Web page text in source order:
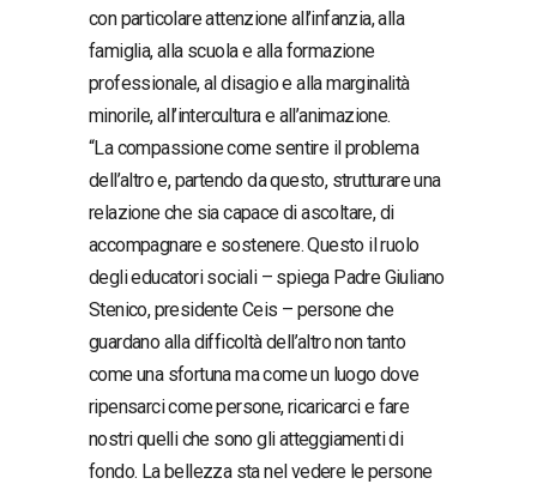
con particolare attenzione all’infanzia, alla
famiglia, alla scuola e alla formazione
professionale, al disagio e alla marginalità
minorile, all’intercultura e all’animazione.
“La compassione come sentire il problema
dell’altro e, partendo da questo, strutturare una
relazione che sia capace di ascoltare, di
accompagnare e sostenere. Questo il ruolo
degli educatori sociali – spiega Padre Giuliano
Stenico, presidente Ceis – persone che
guardano alla difficoltà dell’altro non tanto
come una sfortuna ma come un luogo dove
ripensarci come persone, ricaricarci e fare
nostri quelli che sono gli atteggiamenti di
fondo. La bellezza sta nel vedere le persone